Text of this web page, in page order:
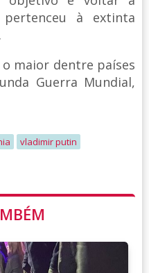
à extinta
maior dentre países
Guerra Mundial,
vladimir putin